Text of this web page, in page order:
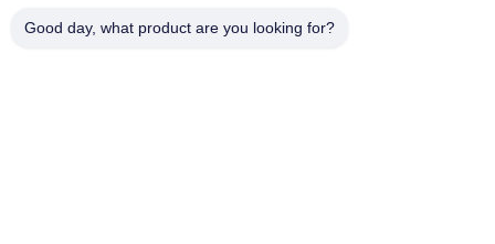
Good day, what product are you looking for?